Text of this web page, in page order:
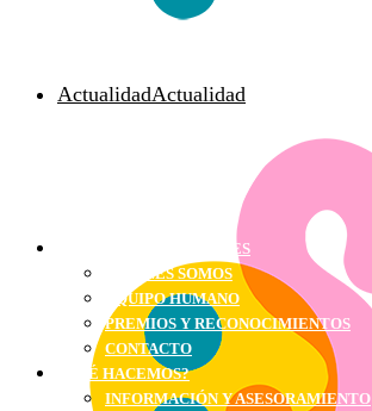
ActualidadActualidad
INICIATIVES SOLIDÀRIES
QUIÉNES SOMOS
EQUIPO HUMANO
PREMIOS Y RECONOCIMIENTOS
CONTACTO
¿QUÉ HACEMOS?
INFORMACIÓN Y ASESORAMIENTO